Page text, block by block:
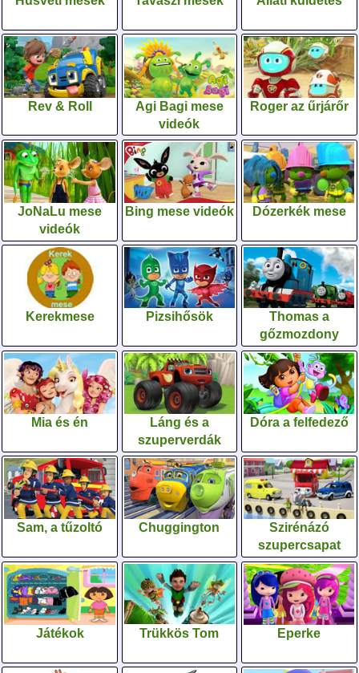
Rev & Roll
Agi Bagi mese
videók
Roger az űrjárőr
JoNaLu mese
videók
Bing mese videók Dózerkék mese
Kerekmese Pizsihősök
Thomas a
gőzmozdony
Mia és én
Láng és a
szuperverdák
Dóra a felfedező
Sam, a tűzoltó Chuggington
Szirénázó
szupercsapat
Játékok Trükkös Tom Eperke